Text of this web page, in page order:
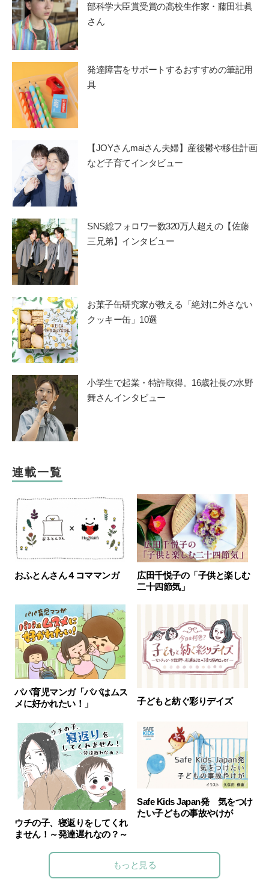
部科学大臣賞受賞の高校生作家・藤田壮眞
さん
発達障害をサポートするおすすめの筆記用
具
【JOYさんmaiさん夫婦】産後鬱や移住計画
など子育てインタビュー
SNS総フォロワー数320万人超えの【佐藤
三兄弟】インタビュー
お菓子缶研究家が教える「絶対に外さない
クッキー缶」10選
小学生で起業・特許取得。16歳社長の水野
舞さんインタビュー
連載一覧
おふとんさん４コママンガ
広田千悦子の「子供と楽しむ
二十四節気」
パパ育児マンガ「パパはムス
メに好かれたい！」
子どもと紡ぐ彩りデイズ
ウチの子、寝返りをしてくれ
ません！～発達遅れなの？～
Safe Kids Japan発 気をつけ
たい子どもの事故やけが
もっと見る